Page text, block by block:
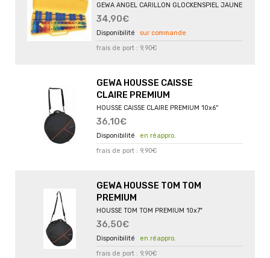
GEWA ANGEL CARILLON GLOCKENSPIEL JAUNE
34,90€
sur commande
frais de port : 9,90€
GEWA HOUSSE CAISSE
CLAIRE PREMIUM
HOUSSE CAISSE CLAIRE PREMIUM 10x6''
36,10€
en réappro.
frais de port : 9,90€
GEWA HOUSSE TOM TOM
PREMIUM
HOUSSE TOM TOM PREMIUM 10x7"
36,50€
en réappro.
frais de port : 9,90€